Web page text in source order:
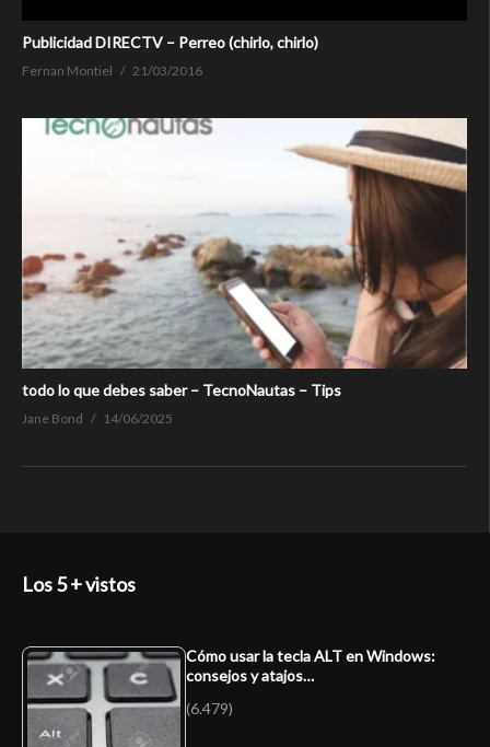
Publicidad DIRECTV – Perreo (chirlo, chirlo)
Fernan Montiel 21/03/2016
todo lo que debes saber – TecnoNautas – Tips
Jane Bond 14/06/2025
Los 5 + vistos
Cómo usar la tecla ALT en Windows:
consejos y atajos…
(6.479)